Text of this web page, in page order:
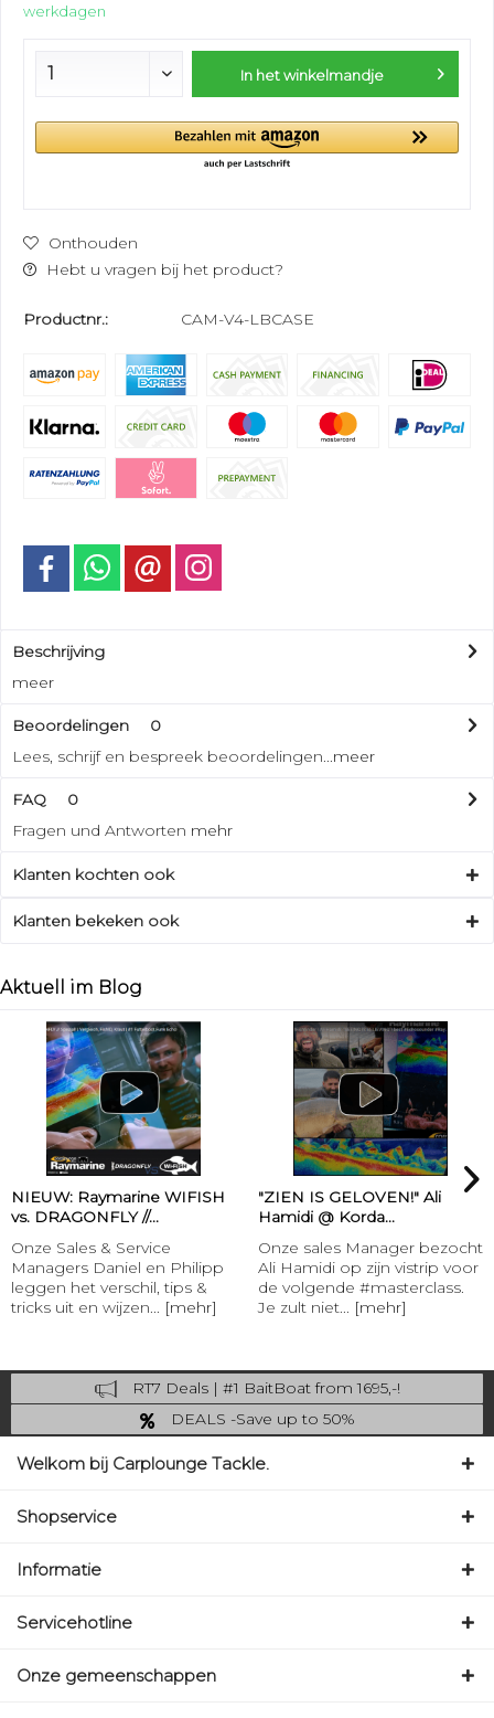
werkdagen
In het winkelmandje
Onthouden
Hebt u vragen bij het product?
Productnr.: CAM-V4-LBCASE
Beschrijving
meer
Beoordelingen
0
Lees, schrijf en bespreek beoordelingen...meer
FAQ
0
Fragen und Antworten mehr
Klanten kochten ook
Klanten bekeken ook
Aktuell im Blog
NIEUW: Raymarine WIFISH
vs. DRAGONFLY //...
Onze Sales & Service
Managers Daniel en Philipp
leggen het verschil, tips &
tricks uit en wijzen... [mehr]
"ZIEN IS GELOVEN!" Ali
Hamidi @ Korda...
Onze sales Manager bezocht
Ali Hamidi op zijn vistrip voor
de volgende #masterclass.
Je zult niet... [mehr]
RT7 Deals | #1 BaitBoat from 1695,-!
Catch more: upgrade your fishing now!
DEALS -Save up to 50%
Welkom bij Carplounge Tackle.
Shopservice
Informatie
Servicehotline
Onze gemeenschappen